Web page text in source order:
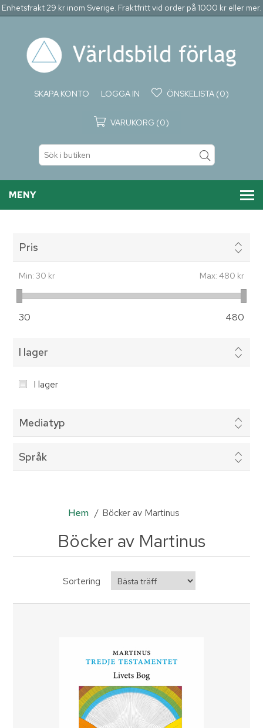
Enhetsfrakt 29 kr inom Sverige. Fraktfritt vid order på 1000 kr eller mer.
SKAPA KONTO LOGGA IN ÖNSKELISTA (0)
VARUKORG (0)
MENY
Pris
Min: 30 kr Max: 480 kr
30 480
I lager
I lager
Mediatyp
Språk
Hem / Böcker av Martinus
Böcker av Martinus
Sortering